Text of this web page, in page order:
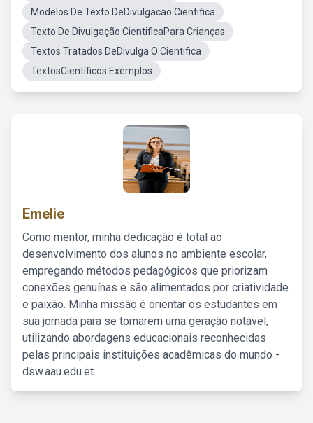
Modelos De Texto DeDivulgacao Cientifica
Texto De Divulgação CientificaPara Crianças
Textos Tratados DeDivulga O Cientifica
TextosCientíficos Exemplos
Emelie
Como mentor, minha dedicação é total ao
desenvolvimento dos alunos no ambiente escolar,
empregando métodos pedagógicos que priorizam
conexões genuínas e são alimentados por criatividade
e paixão. Minha missão é orientar os estudantes em
sua jornada para se tornarem uma geração notável,
utilizando abordagens educacionais reconhecidas
pelas principais instituições acadêmicas do mundo -
dsw.aau.edu.et.